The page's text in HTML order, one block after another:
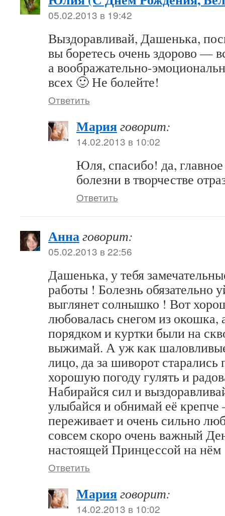
05.02.2013 в 19:42
Выздоравливай, Дашенька,
вы боретесь очень здорово —
а воображательно-
всех 🙂 Не болейте!
Ответить
Марияговорит:
14.02.2013 в 10:02
Юля, спасибо! да, главное
болезни в творчестве
Ответить
Аннаговорит:
05.02.2013 в 22:56
Дашенька, у тебя
работы ! Болезнь обязательно
выглянет солнышко ! Вот
любовалась снегом из окошка,
порядком и куртки были на
выжимай. А уж как
лицо, да за шиворот
хорошую погоду гулять и
Набирайся сил и
улыбайся и обнимай её крепче
переживает и очень сильно
совсем скоро очень важный
настоящей Принцессой на нём
Ответить
Марияговорит:
14.02.2013 в 10:02